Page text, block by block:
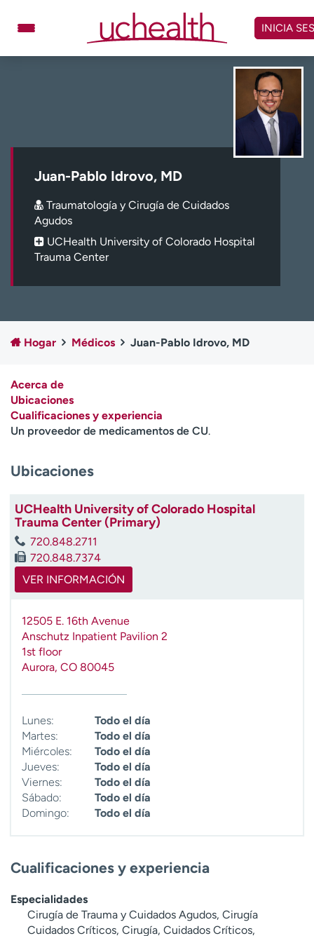
contenido
Carreras
Inicie sesión en My Health Connection
Ready. Set. CO.
Ensayos clínicos
Empleados
Profesionales
comunicación
Contáctenos
A
ú
m
e
c
INICIA
Juan-Pablo Idrovo, MD
Traumatología y Cirugía de Cuidados
Agudos
UCHealth University of Colorado Hospital
Trauma Center
Hogar Médicos Juan-Pablo Idrovo, MD
Acerca de
Ubicaciones
Cualificaciones y experiencia
Un proveedor de medicamentos de CU.
Ubicaciones
UCHealth University of Colorado Hospital
Trauma Center (Primary)
720.848.2711
720.848.7374
VER INFORMACIÓN
12505 E. 16th Avenue
Anschutz Inpatient Pavilion 2
1st floor
Aurora, CO 80045
Lunes:
Todo el día
Martes:
Todo el día
Miércoles:
Todo el día
Jueves:
Todo el día
Viernes:
Todo el día
Sábado:
Todo el día
Domingo:
Todo el día
Cualificaciones y experiencia
Especialidades
Cirugía de Trauma y Cuidados Agudos, Cirugía
Cuidados Críticos, Cirugía, Cuidados Críticos,